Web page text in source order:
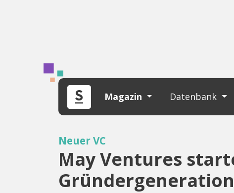
Magazin Datenbank
Neuer VC
May Ventures
Gründergeneration